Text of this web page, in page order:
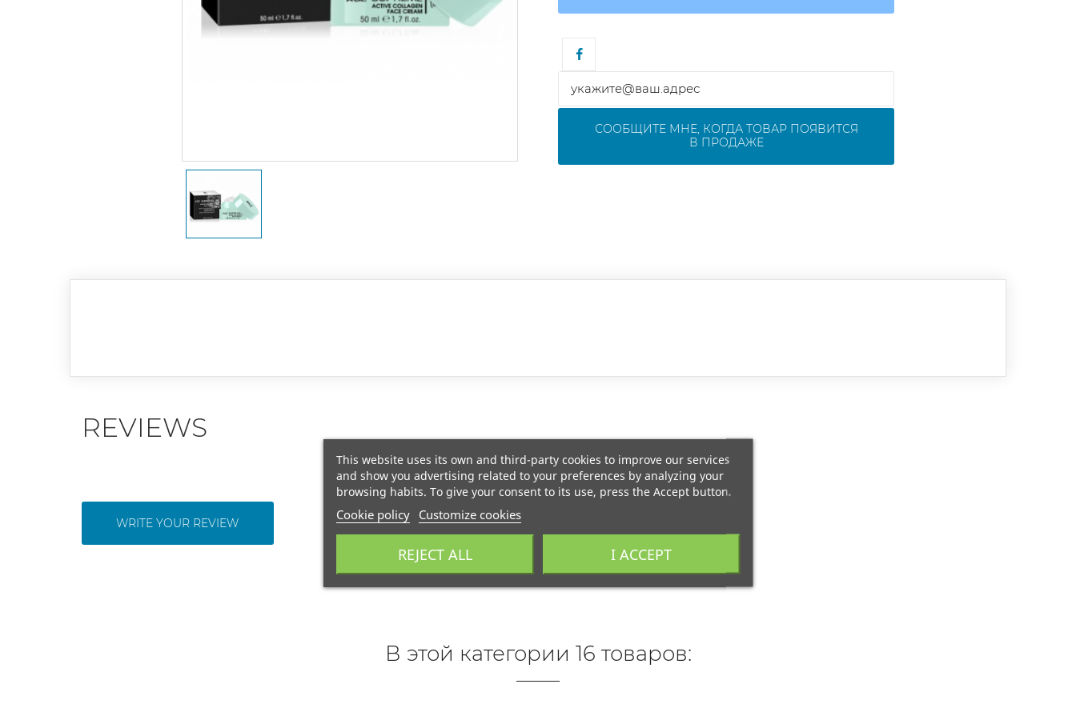
СООБЩИТЕ МНЕ, КОГДА ТОВАР ПОЯВИТСЯ
В ПРОДАЖЕ
REVIEWS
WRITE YOUR REVIEW
В этой категории 16 товаров:
This website uses its own and third-party cookies to improve our services
and show you advertising related to your preferences by analyzing your
browsing habits. To give your consent to its use, press the Accept button.
Cookie policy Customize cookies
REJECT ALL I ACCEPT